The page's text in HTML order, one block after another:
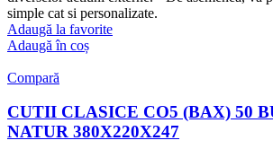
simple cat si personalizate.
Adaugă la favorite
Adaugă în coș
Compară
CUTII CLASICE CO5 (BAX) 50
NATUR 380X220X247